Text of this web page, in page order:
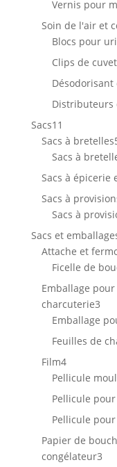
Vernis pour
Soin de l'air et
Blocs pour
Clips de
Distributeurs
Sacs11
produits
Sacs à bretelles
Sacs à
Sacs à épicerie
Sacs à
Sacs à
Sacs et
Attache et
Ficelle de
Emballage
charcuterie33
Emballage
Feuilles de
Film44
produits
Pellicule
Pellicule
Pellicule
Papier de
congélateur33